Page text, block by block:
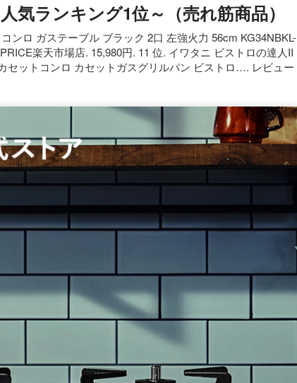
気ランキング1位～（売れ筋商品）
ンロ ガステーブル ブラック 2口 左強火力 56cm KG34NBKL-
楽天市場店. 15,980円. 11 位. イワタニ ビストロの達人II
セットコンロ カセットガスグリルパン ビストロ…. レビュー